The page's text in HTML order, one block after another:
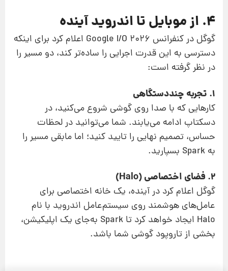
۴. از موبایل تا اندروید آینده
گوگل در کنفرانس Google I/O 2026 اعلام کرد برای اینکه
دسترسی به این قدرت اجرایی را ساده‌تر کند، دو مسیر را
در نظر گرفته است:
1. تجربه‌ چنددستگاهی
کارهایی که با صدا روی گوشی شروع می‌کنید، در
دسکتاپ ادامه می‌یابند. شما می‌توانید در لحظات
حساس، تصمیم نهایی را تایید کنید؛ اما مابقی مسیر را
به Spark بسپارید.
2. فضای اختصاصی (Halo)
گوگل اعلام کرد در آینده، یک خانه‌ اختصاصی برای
عامل‌های هوشمند روی سیستم‌عامل اندروید با نام
Halo ایجاد خواهد کرد تا Spark به‌جای یک اپلیکیشن،
بخشی از تاروپود گوشی شما باشد.